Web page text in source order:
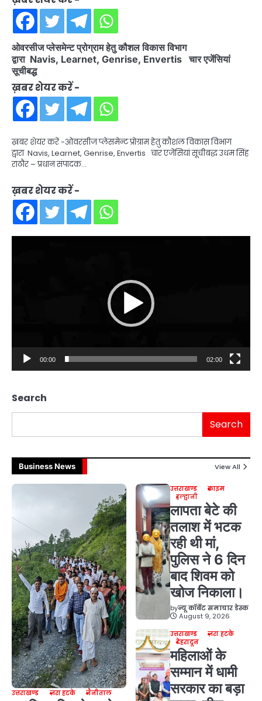
ओवरसीज प्लेसमेन्ट प्रोग्राम हेतु कौशल विकास विभाग
द्वारा Navis, Learnet, Genrise, Envertis चार एजेंसियां
सूचीबद्ध
ख़बर शेयर करें -
ख़बर शेयर करें -ओवरसीज प्लेसमेन्ट प्रोग्राम हेतु कौशल विकास विभाग
द्वारा Navis, Learnet, Genrise, Envertis चार एजेंसियां सूचीबद्ध उधम सिंह
राठौर – प्रधान संपादक…
ख़बर शेयर करें -
00:00 02:00
Search
Search
Business News View All
उत्तराखण्ड ज़रा हटके नैनीताल
उत्तराखण्ड
क्राइम
हल्द्वानी
लापता बेटे की
तलाश में भटक
रही थी मां,
पुलिस ने 6 दिन
बाद शिवम को
खोज निकाला।
byन्यू कॉर्बेट समाचार डेस्क
August 9, 2026
उत्तराखण्ड
ज़रा हटके
देहरादून
महिलाओं के
सम्मान में धामी
सरकार का बड़ा